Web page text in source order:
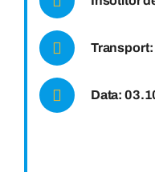
Data: